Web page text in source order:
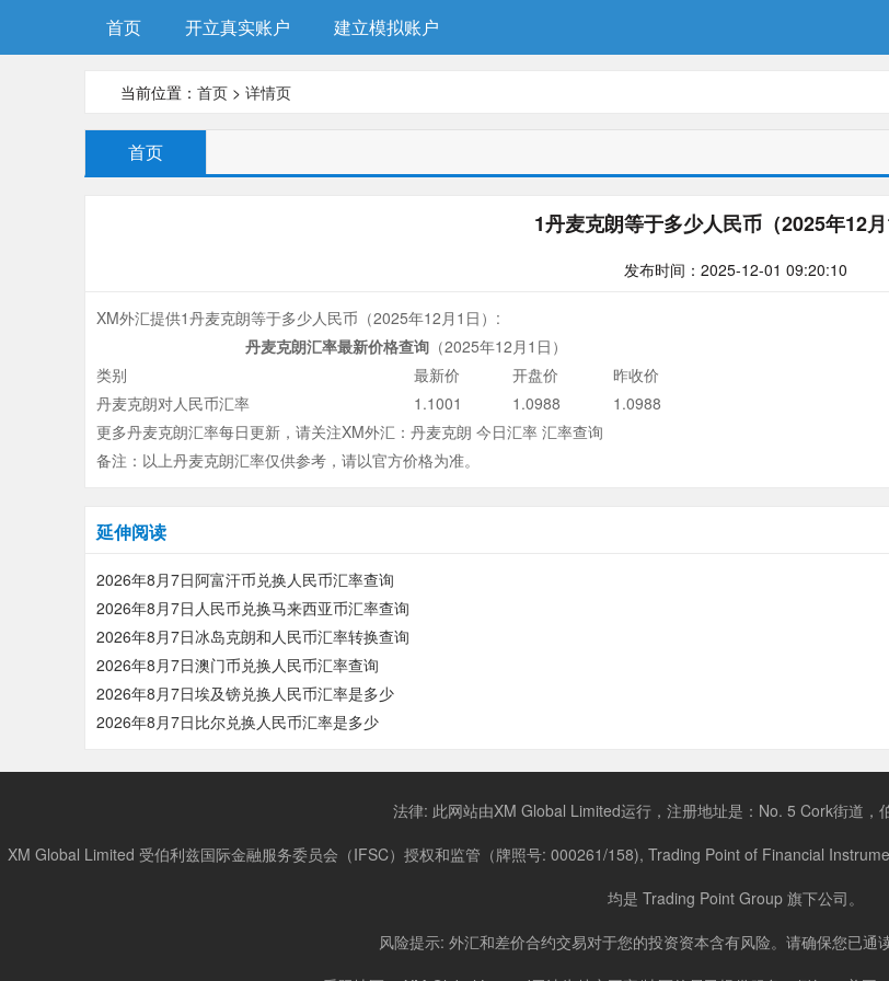
首页 开立真实账户 建立模拟账户
当前位置： 首页 > 详情页
首页
1丹麦克朗等于多少人民币（2025年12月
发布时间：2025-12-01 09:20:10
XM外汇提供1丹麦克朗等于多少人民币（2025年12月1日 ）:
丹麦克朗汇率最新价格查询​（2025年12月1日 ）
类别
最新价 开盘价
昨收价
丹麦克朗对人民币汇率
1.1001 1.0988
1.0988
更多丹麦克朗汇率每日更新，请关注XM外汇：丹麦克朗 今日汇率 汇率查询
备注：以上丹麦克朗汇率仅供参考，请以官方价格为准。
延伸阅读
2026年8月7日阿富汗币兑换人民币汇率查询
2026年8月7日人民币兑换马来西亚币汇率查询
2026年8月7日冰岛克朗和人民币汇率转换查询
2026年8月7日澳门币兑换人民币汇率查询
2026年8月7日埃及镑兑换人民币汇率是多少
2026年8月7日比尔兑换人民币汇率是多少
法律: 此网站由XM Global Limited运行，注册地址是：No. 5 Cork街道，
XM Global Limited 受伯利兹国际金融服务委员会（IFSC）授权和监管（牌照号: 000261/158), Trading Point of Financial
均是 Trading Point Group 旗下公司。
风险提示: 外汇和差价合约交易对于您的投资资本含有风险。请确保您已通